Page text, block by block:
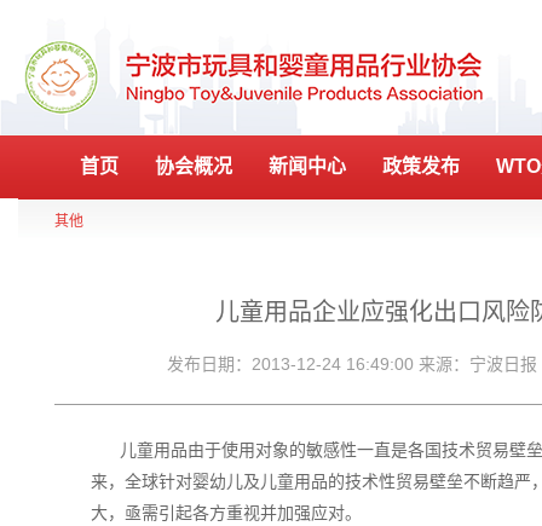
首页 协会概况 新闻中心 政策发布
其他
儿童用品企业应强化出口风险
发布日期：2013-12-24 16:49:00 来源：宁波日报
儿童用品由于使用对象的敏感性一直是各国技术贸易壁
来，全球针对婴幼儿及儿童用品的技术性贸易壁垒不断趋严
大，亟需引起各方重视并加强应对。